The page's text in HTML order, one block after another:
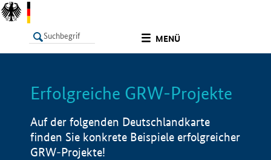
MENÜ
LISTE Info
Erfolgreiche GRW-Projekte
Auf der folgenden Deutschlandkarte
finden Sie konkrete Beispiele erfolgreicher
GRW-Projekte!